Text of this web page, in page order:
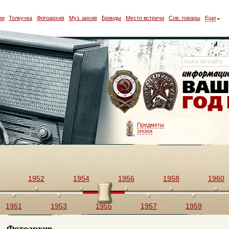
Толкучка Фотоархив Муз. архив Бренды Место встречи Сов. товары Еще
Предметы
эпохи
1951
1952
1953
1954
1955
1956
1957
1958
1959
1960